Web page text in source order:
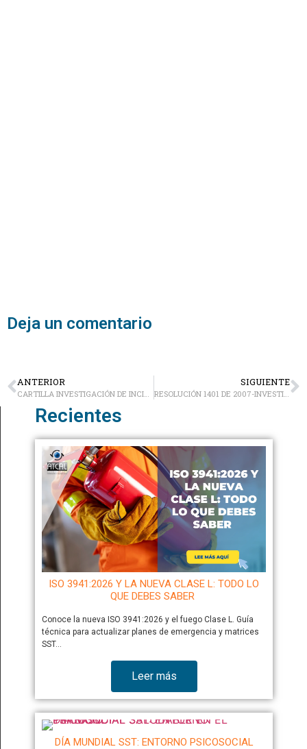
Deja un comentario
ANTERIOR SIGUIENTE
RESOLUCIÓN 1401 DE 2007-INVESTIGACIÓN DE INCIDENTES Y ACCIDENTES DE TRABAJO
Recientes
ISO 3941:2026 Y LA NUEVA CLASE L: TODO LO
QUE DEBES SABER
Conoce la nueva ISO 3941:2026 y el fuego Clase L. Guía
técnica para actualizar planes de emergencia y matrices
SST…
Leer más
DÍA MUNDIAL SST: ENTORNO PSICOSOCIAL